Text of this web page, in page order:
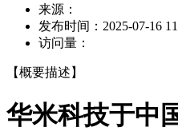
来源：
发布时间： 2025-07-16
访问量：
【概要描述】
华米科技于中